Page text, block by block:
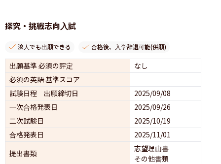
探究・挑戦志向入試
浪人でも出願できる 合格後、入学辞退可能(併願)
出願基準 必須の評定
なし
必須の英語 基準スコア
試験日程 出願締切日
2025/09/08
一次合格発表日
2025/09/26
二次試験日
2025/10/19
合格発表日
2025/11/01
提出書類
志望理由書
その他書類